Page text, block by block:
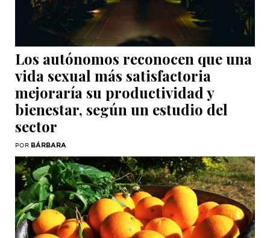
Los autónomos reconocen que una
vida sexual más satisfactoria
mejoraría su productividad y
bienestar, según un estudio del
sector
POR BÁRBARA